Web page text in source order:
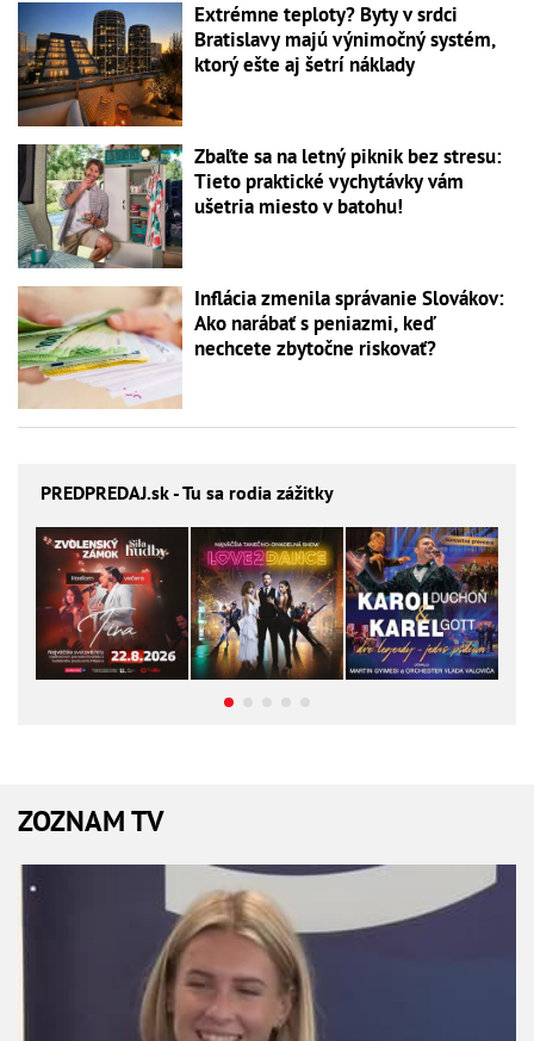
Extrémne teploty? Byty v srdci
Bratislavy majú výnimočný systém,
ktorý ešte aj šetrí náklady
Zbaľte sa na letný piknik bez stresu:
Tieto praktické vychytávky vám
ušetria miesto v batohu!
Inflácia zmenila správanie Slovákov:
Ako narábať s peniazmi, keď
nechcete zbytočne riskovať?
PREDPREDAJ.sk - Tu sa rodia zážitky
ZOZNAM TV